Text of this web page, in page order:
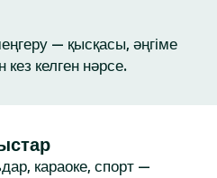
— қысқасы, әңгіме
келген нәрсе.
караоке, спорт —